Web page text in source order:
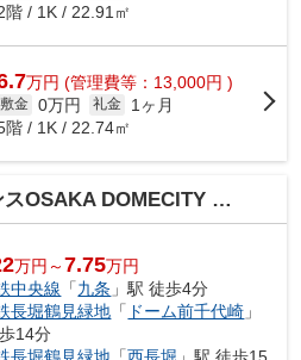
階 / 1K / 22.91㎡
万円 (管理費等：13,000円 )
敷金 0万円 礼金
1ヶ月
階 / 1K / 22.74㎡
DOMECITY クロスティ
万円～7.75万円
中央線 「九条 」駅 徒歩4分
長堀鶴見緑地 「 ドーム前千代崎 」
14分